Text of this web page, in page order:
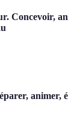
Concevoir,
animer,